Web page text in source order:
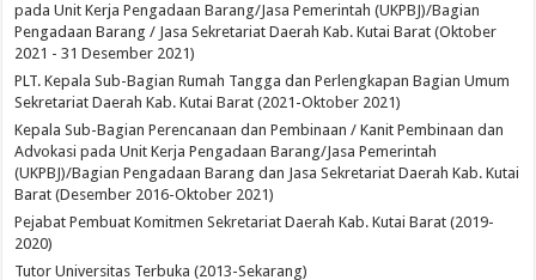
pada Unit Kerja Pengadaan Barang/Jasa Pemerintah (UKPBJ)/Bagian
Pengadaan Barang / Jasa Sekretariat Daerah Kab. Kutai Barat (Oktober
2021 - 31 Desember 2021)
PLT. Kepala Sub-Bagian Rumah Tangga dan Perlengkapan Bagian Umum
Sekretariat Daerah Kab. Kutai Barat (2021-Oktober 2021)
Kepala Sub-Bagian Perencanaan dan Pembinaan / Kanit Pembinaan dan
Advokasi pada Unit Kerja Pengadaan Barang/Jasa Pemerintah
(UKPBJ)/Bagian Pengadaan Barang dan Jasa Sekretariat Daerah Kab. Kutai
Barat (Desember 2016-Oktober 2021)
Pejabat Pembuat Komitmen Sekretariat Daerah Kab. Kutai Barat (2019-
2020)
Tutor Universitas Terbuka (2013-Sekarang)